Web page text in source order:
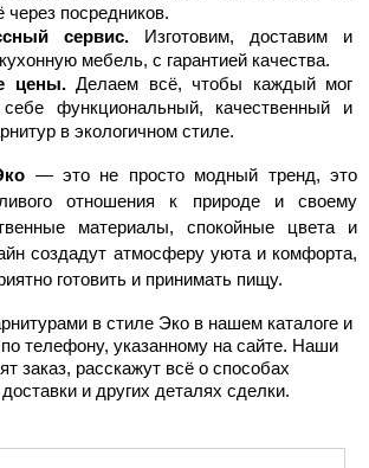
через посредников.
сервис. Изготовим, доставим и
мебель, с гарантией качества.
цены. Делаем всё, чтобы каждый мог
себе функциональный, качественный и
в экологичном стиле.
— это не просто модный тренд, это
отношения к природе и своему
материалы, спокойные цвета и
создадут атмосферу уюта и комфорта,
готовить и принимать пищу.
в стиле Эко в нашем каталоге и
телефону, указанному на сайте. Наши
заказ, расскажут всё о способах
и других деталях сделки.